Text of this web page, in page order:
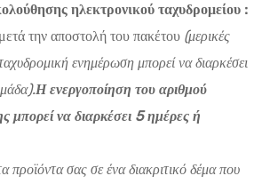
ηλεκτρονικού ταχυδρομείου :
την αποστολή του πακέτου (μερικές
ενημέρωση μπορεί να διαρκέσει
Η ενεργοποίηση του αριθμού
μπορεί να διαρκέσει 5 ημέρες ή
προϊόντα σας σε ένα διακριτικό δέμα που